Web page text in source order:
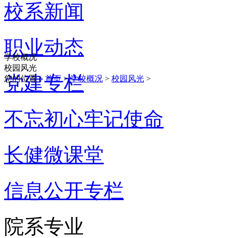
校系新闻
职业动态
党建专栏
不忘初心牢记使命
长健微课堂
信息公开专栏
院系专业
学校概况
校园风光
您的位置： 首页 >学校概况 > 校园风光 >